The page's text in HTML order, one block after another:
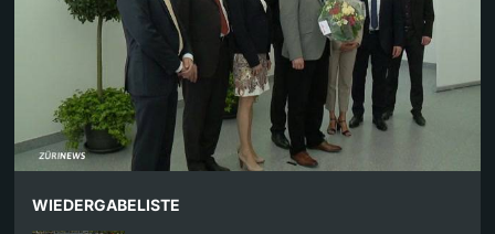
WIEDERGABELISTE